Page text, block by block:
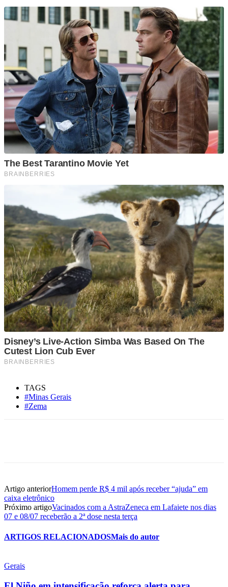
TAGS
#Minas Gerais
#Zema
Artigo anteriorHomem perde R$ 4 mil após receber “ajuda” em
caixa eletrônico
Próximo artigoVacinados com a AstraZeneca em Lafaiete nos dias
07 e 08/07 receberão a 2ª dose nesta terça
ARTIGOS RELACIONADOSMais do autor
Gerais